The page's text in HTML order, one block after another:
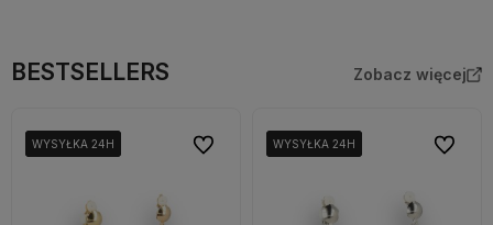
BESTSELLERS Zobacz więcej
WYSYŁKA 24H
WYSYŁKA 24H
WYSYŁKA 24H Do ulubionychWYSYŁKA 24H
WYSYŁKA 24H
WYSYŁKA 24H Do